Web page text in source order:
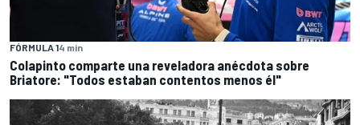
FÓRMULA 14 min
Colapinto comparte una reveladora anécdota sobre
Briatore: "Todos estaban contentos menos él"